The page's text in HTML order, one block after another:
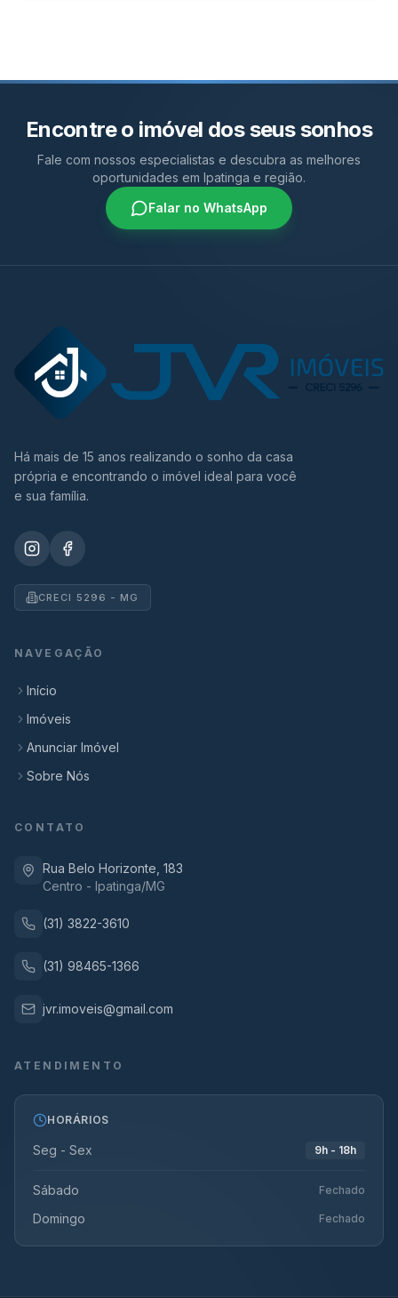
Encontre o imóvel dos seus sonhos
Fale com nossos especialistas e descubra as melhores
oportunidades em Ipatinga e região.
Falar no WhatsApp
Há mais de 15 anos realizando o sonho da casa
própria e encontrando o imóvel ideal para você
e sua família.
CRECI 5296 - MG
NAVEGAÇÃO
Início
Imóveis
Anunciar Imóvel
Sobre Nós
CONTATO
Rua Belo Horizonte, 183
Centro - Ipatinga/MG
(31) 3822-3610
(31) 98465-1366
jvr.imoveis@gmail.com
ATENDIMENTO
HORÁRIOS
Seg - Sex 9h - 18h
Sábado Fechado
Domingo Fechado